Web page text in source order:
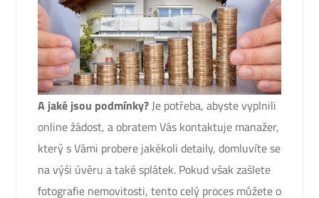
A jaké jsou podmínky?Je potřeba, abyste vyplnili
online žádost, a obratem Vás kontaktuje manažer,
který s Vámi probere jakékoli detaily, domluvíte se
na výši úvěru a také splátek. Pokud však zašlete
fotografie nemovitosti, tento celý proces můžete o